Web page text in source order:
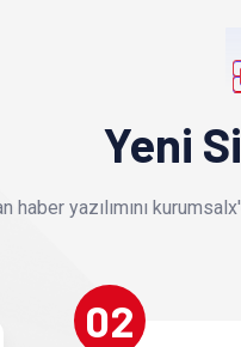
Yeni
haber yazılımını
02